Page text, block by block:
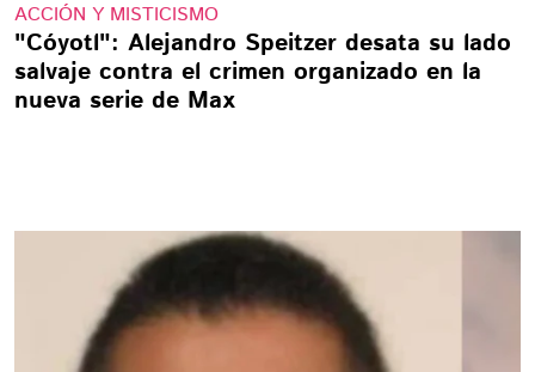
ACCIÓN Y MISTICISMO
"Cóyotl": Alejandro Speitzer desata su lado
salvaje contra el crimen organizado en la
nueva serie de Max